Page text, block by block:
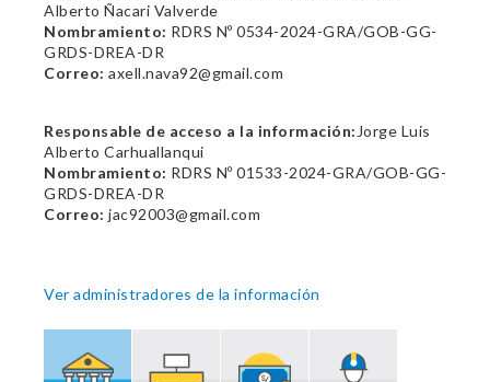
Alberto Ñacari Valverde
Nombramiento: RDRS Nº 0534-2024-GRA/GOB-GG-
GRDS-DREA-DR
Correo: axell.nava92@gmail.com
Responsable de acceso a la información: Jorge Luis
Alberto Carhuallanqui
Nombramiento: RDRS Nº 01533-2024-GRA/GOB-GG-
GRDS-DREA-DR
Correo: jac92003@gmail.com
Ver administradores de la información